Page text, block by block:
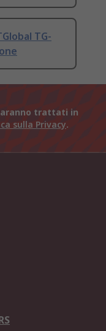
TG-
trattati in
sulla Privacy.